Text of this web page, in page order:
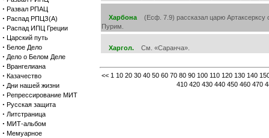
· Развал РПАЦ
· Распад РПЦЗ(А)
· Распад ИПЦ Греции
· Царский путь
· Белое Дело
· Дело о Белом Деле
· Врангелиана
· Казачество
· Дни нашей жизни
· Репрессирование МИТ
· Русская защита
· Литстраница
· МИТ-альбом
· Мемуарное
Харбона (Есф. 7.9) рассказал царю Артаксерксу
Пурим.
Харгол. См. «Саранча».
<< 1 10 20 30 40 50 60 70 80 90 100 110 120 130 140
410 420 430 440 450 460 470